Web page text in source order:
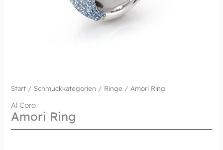
Start / Schmuckkategorien / Ringe / Amori Ring
Al Coro
Amori Ring